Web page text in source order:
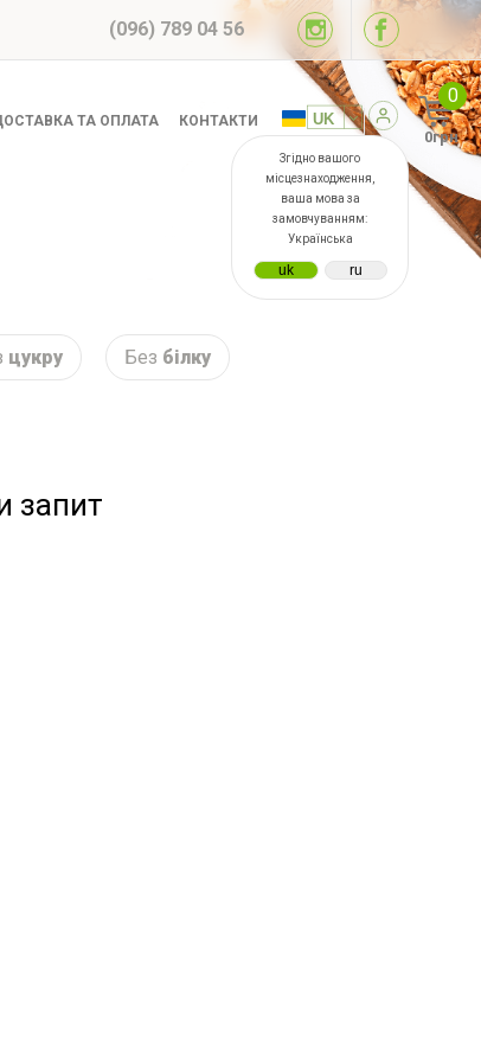
(096) 789 04 56
ТА ОПЛАТА КОНТАКТИ
Згідно вашого
місцезнаходження,
ваша мова за
замовчуванням:
Українська
0
0грн
цукру Без білку
запит